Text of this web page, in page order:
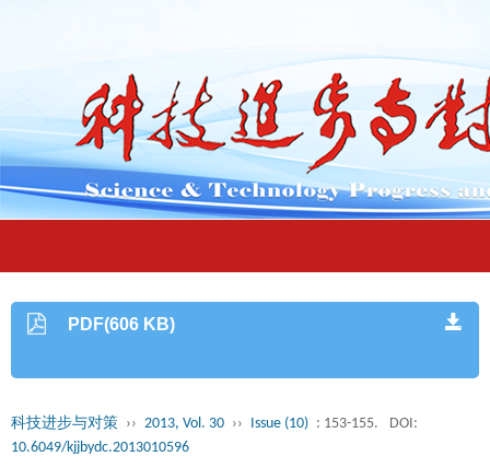
PDF(606 KB)
科技进步与对策 ›› 2013, Vol. 30 ›› Issue (10) : 153-155.
DOI:
10.6049/kjjbydc.2013010596